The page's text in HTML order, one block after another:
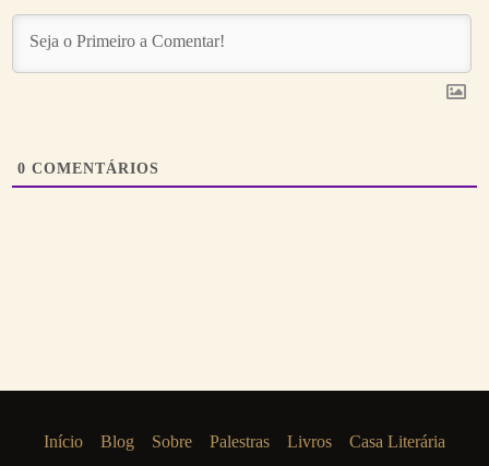
0 COMENTÁRIOS
Início Blog Sobre Palestras Livros
Casa Literária